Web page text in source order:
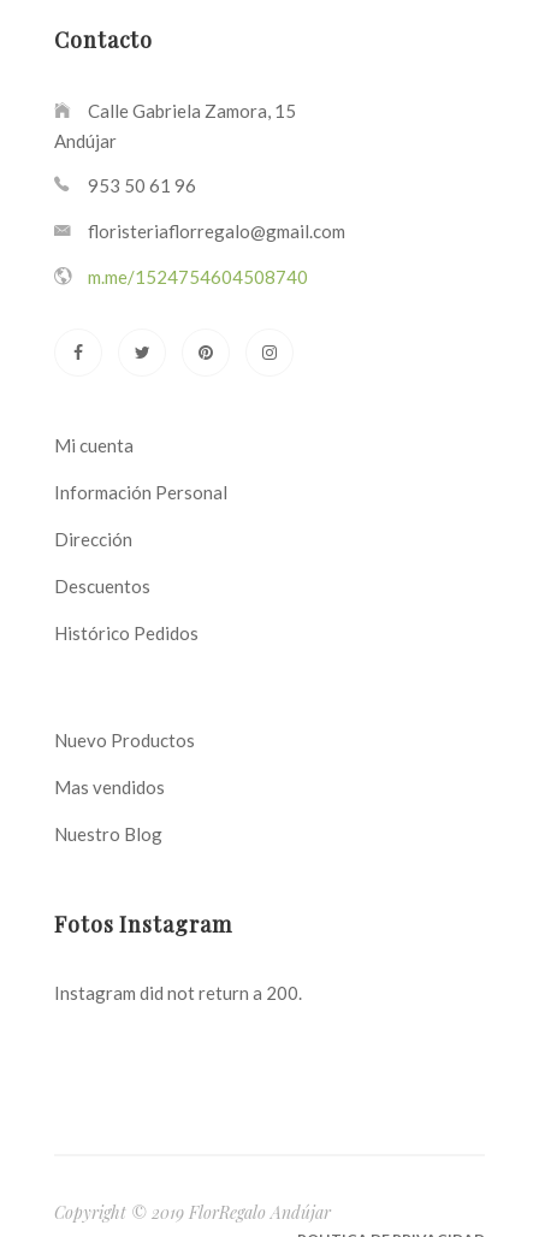
Contacto
Calle Gabriela Zamora, 15
Andújar
953 50 61 96
floristeriaflorregalo@gmail.com
m.me/1524754604508740
Mi cuenta
Información Personal
Dirección
Descuentos
Histórico Pedidos
Nuevo Productos
Mas vendidos
Nuestro Blog
Fotos Instagram
Instagram did not return a 200.
Copyright © 2019 FlorRegalo Andújar